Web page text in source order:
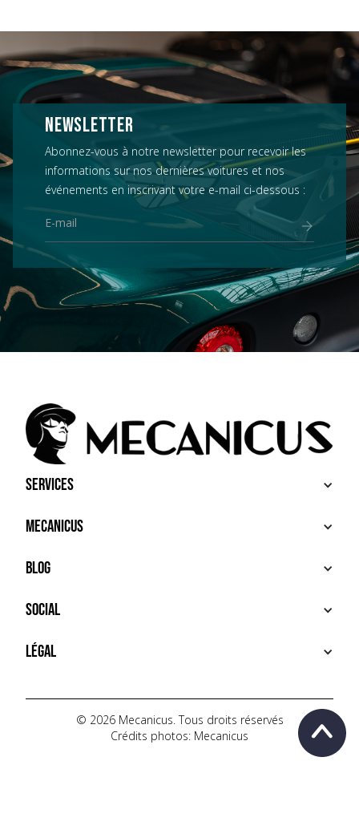
NEWSLETTER
Abonnez-vous à notre newsletter pour recevoir les
informations sur nos dernières voitures et nos
événements en inscrivant votre e-mail ci-dessous :
Services
ACHETER
VENDRE
SERVICES PREMIUM
Mecanicus
À PROPOS
HOUSE MECANICUS
CONTACT
Blog
NEWS
VIDÉOS
AUTOPÉDIA
Social
INSTAGRAM
TIKTOK
YOUTUBE
Légal
POLITIQUE DE CONFIDENTIALITÉ
© 2026 Mecanicus. Tous droits réservés
Crédits photos: Mecanicus